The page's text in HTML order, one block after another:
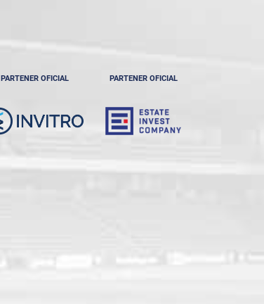
PARTENER OFICIAL PARTENER OFICIAL